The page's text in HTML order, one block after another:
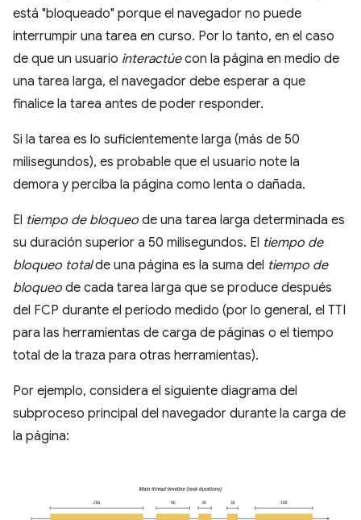
está "bloqueado" porque el navegador no puede
interrumpir una tarea en curso. Por lo tanto, en el caso
de que un usuario interactúecon la página en medio de
una tarea larga, el navegador debe esperar a que
finalice la tarea antes de poder responder.
Si la tarea es lo suficientemente larga (más de 50
milisegundos), es probable que el usuario note la
demora y perciba la página como lenta o dañada.
El tiempo de bloqueo de una tarea larga determinada es
su duración superior a 50 milisegundos. El tiempo de
bloqueo totalde una página es la suma del tiempo de
bloqueo de cada tarea larga que se produce después
del FCP durante el período medido (por lo general, el TTI
para las herramientas de carga de páginas o el tiempo
total de la traza para otras herramientas).
Por ejemplo, considera el siguiente diagrama del
subproceso principal del navegador durante la carga de
la página: